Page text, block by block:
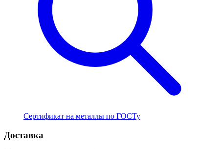
Сертификат на металлы по ГОСТу
Доставка